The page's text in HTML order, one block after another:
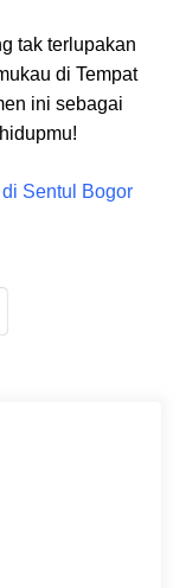
tak terlupakan
di Tempat
ini sebagai
Sentul Bogor